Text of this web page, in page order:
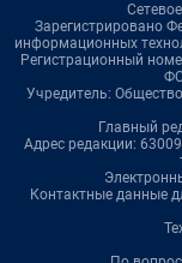
Зарегистрировано
информационных
Регистрационный
Учредитель:
Главный
Адрес редакции:
Контактные данные